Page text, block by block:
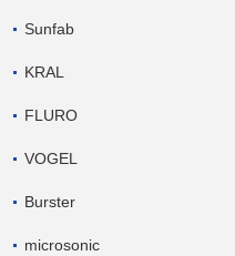
Sunfab
KRAL
FLURO
VOGEL
Burster
microsonic